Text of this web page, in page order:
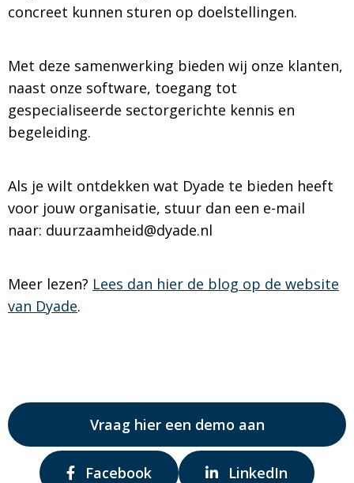
concreet kunnen sturen op doelstellingen.
Met deze samenwerking bieden wij onze klanten,
naast onze software, toegang tot
gespecialiseerde sectorgerichte kennis en
begeleiding.
Als je wilt ontdekken wat Dyade te bieden heeft
voor jouw organisatie, stuur dan een e-mail
naar: duurzaamheid@dyade.nl
Meer lezen? Lees dan hier de blog op de website
van Dyade.
Vraag hier een demo aan
Delen
Facebook
Delen
LinkedIn